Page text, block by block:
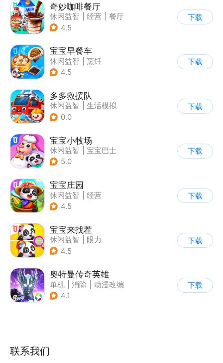
奇妙咖啡餐厅
休闲益智 经营
餐厅
| 宝宝巴士
4.5
下载
宝宝早餐车
休闲益智
烹饪
| 宝宝巴士
4.5
下载
多多救援队
休闲益智
生活模拟
| 儿童游戏
0.0
下载
宝宝小牧场
休闲益智
宝宝巴士
| 学习教育
5.0
下载
宝宝庄园
休闲益智
经营
| 田园生活
4.5
下载
宝宝来找茬
休闲益智
眼力
| 宝宝巴士
4.5
下载
奥特曼传奇英雄
单机 消除
动漫改编
| 奥特曼
4.1
下载
联系我们